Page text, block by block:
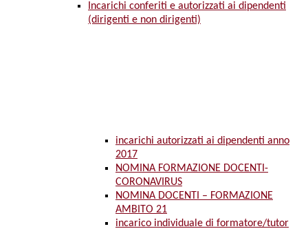
Incarichi conferiti e autorizzati ai dipendenti
(dirigenti e non dirigenti)
incarichi autorizzati ai dipendenti anno
2017
NOMINA FORMAZIONE DOCENTI-
CORONAVIRUS
NOMINA DOCENTI – FORMAZIONE
AMBITO 21
incarico individuale di formatore/tutor